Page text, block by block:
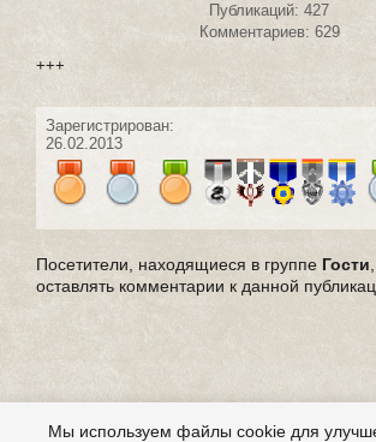
Публикаций: 427
Комментариев: 629
+++
Зарегистрирован:
26.02.2013
Посетители, находящиеся в группе Гости
оставлять комментарии к данной
Мы используем файлы cookie для